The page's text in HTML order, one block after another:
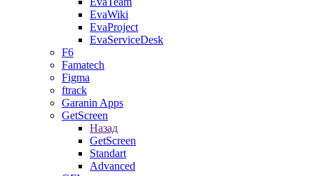
EvaWiki
EvaProject
EvaServiceDesk
F6
Famatech
Figma
ftrack
Garanin Apps
GetScreen
Назад
GetScreen
Standart
Advanced